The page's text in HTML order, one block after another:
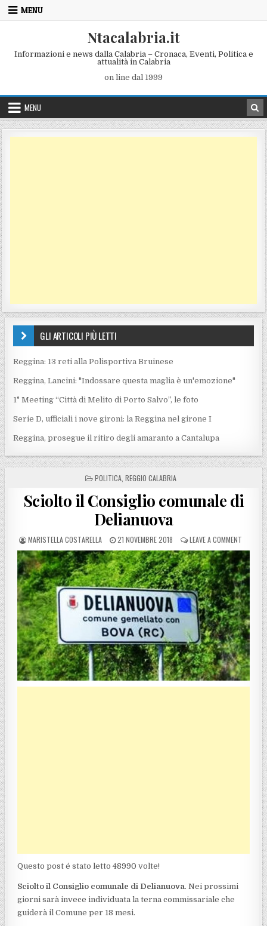
Skip to content
MENU
Ntacalabria.it
Informazioni e news dalla Calabria – Cronaca, Eventi, Politica e
attualità in Calabria
on line dal 1999
MENU
GLI ARTICOLI PIÙ LETTI
Reggina: 13 reti alla Polisportiva Bruinese
Reggina, Lancini: "Indossare questa maglia è un'emozione"
1° Meeting “Città di Melito di Porto Salvo”, le foto
Serie D, ufficiali i nove gironi: la Reggina nel girone I
Reggina, prosegue il ritiro degli amaranto a Cantalupa
POSTED IN
POLITICA, REGGIO CALABRIA
Sciolto il Consiglio comunale di
Delianuova
POSTED BY
MARISTELLA COSTARELLA POSTED ON
21 NOVEMBRE 2018 LEAVE A COMMENT ON
Questo post é stato letto 48990 volte!
Sciolto il Consiglio comunale di Delianuova. Nei prossimi
giorni sarà invece individuata la terna commissariale che
guiderà il Comune per 18 mesi.